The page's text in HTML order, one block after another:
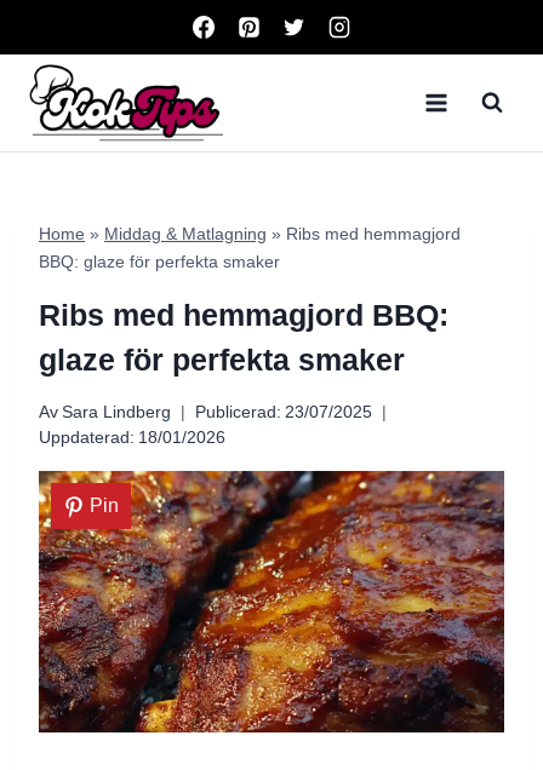
content
Home » Middag & Matlagning » Ribs med hemmagjord
BBQ: glaze för perfekta smaker
Ribs med hemmagjord BBQ:
glaze för perfekta smaker
Av Sara Lindberg Publicerad: 23/07/2025
Uppdaterad: 18/01/2026
Pin